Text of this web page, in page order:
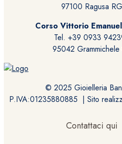
97100 Ragusa RG
Corso Vittorio
Tel. +39 0933
95042 Grammichele
© 2025 Gioielleria
P.IVA:01235880885 | Sito
Contattaci qui